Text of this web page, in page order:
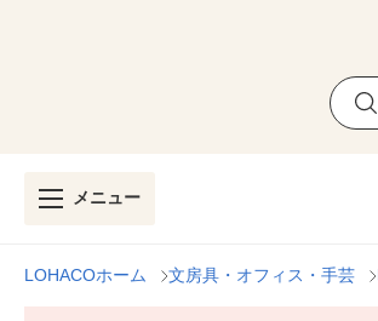
メニュー
LOHACOホーム 文房具・オフィス・手芸